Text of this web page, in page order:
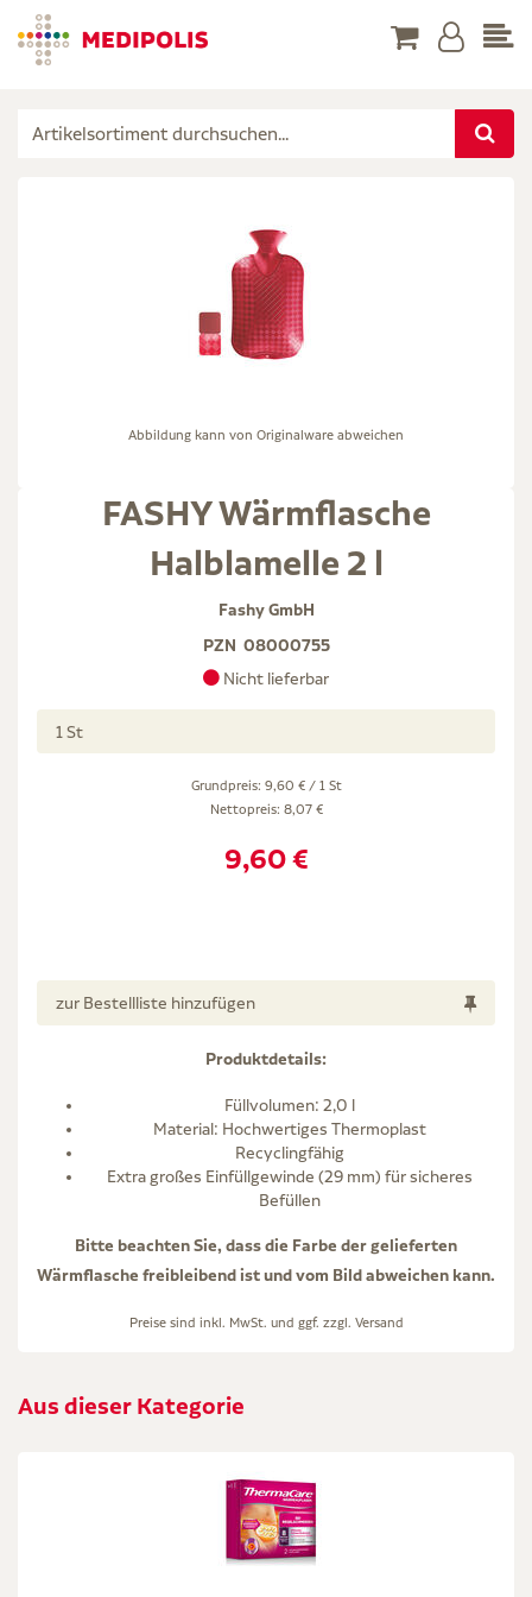
Abbildung kann von Originalware abweichen
FASHY Wärmflasche
Halblamelle 2 l
Fashy GmbH
PZN 08000755
Nicht lieferbar
1 St
Grundpreis: 9,60 € / 1 St
Nettopreis: 8,07 €
9,60 €
zur Bestellliste hinzufügen
Produktdetails:
Füllvolumen: 2,0 l
Material: Hochwertiges Thermoplast
Recyclingfähig
Extra großes Einfüllgewinde (29 mm) für sicheres
Befüllen
Bitte beachten Sie, dass die Farbe der gelieferten
Wärmflasche freibleibend ist und vom Bild abweichen kann.
Preise sind inkl. MwSt. und ggf. zzgl. Versand
Aus dieser Kategorie